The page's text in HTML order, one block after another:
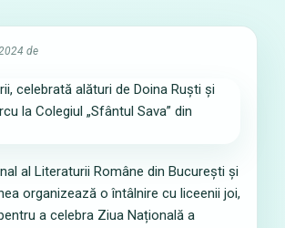
de
al Literaturii Române din București și
organizează o întâlnire cu liceenii joi,
a celebra Ziua Națională a